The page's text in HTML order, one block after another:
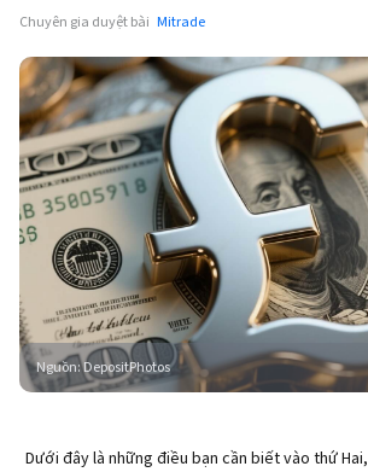
Chuyên gia duyệt bài Mitrade
Nguồn:DepositPhotos
Dưới đây là những điều bạn cần biết vào thứ